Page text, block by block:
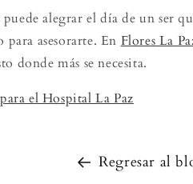
alegrar el día de un ser
para asesorarte. EnFlores La
donde más se necesita.
el Hospital La Paz
Regresar al